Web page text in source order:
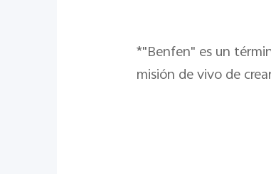
*"Benfen" es un
misión de vivo de